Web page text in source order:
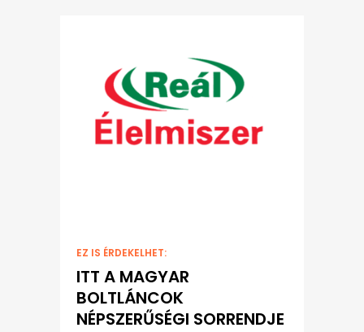
EZ IS ÉRDEKELHET:
ITT A MAGYAR
BOLTLÁNCOK
NÉPSZERŰSÉGI SORRENDJE